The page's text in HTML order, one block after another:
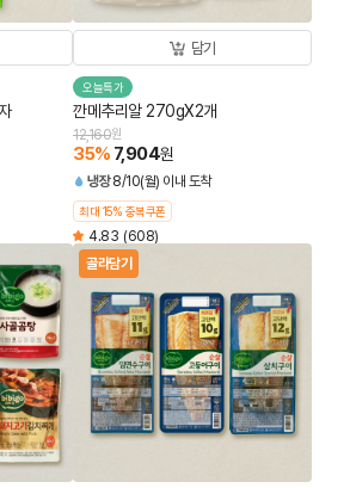
담기
오늘특가
깐메추리알 270gX2개
12,160원
35% 7,904원
냉장 8/10(월) 이내 도착
최대 15% 중복쿠폰
4.83 (608)
골라담기